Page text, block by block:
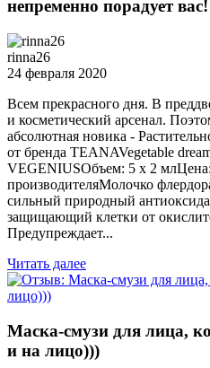
непременно порадует вас!
rinna26
24 февраля 2020
Всем прекрасного дня. В
и косметический арсенал.
абсолютная новика -
от бренда TEANAVegetable
VEGENIUSОбъем: 5 х 2
производителяМолочко
сильный природный
защищающий клетки от
Предупреждает...
Читать далее
Маска-смузи для лица,
и на лицо)))